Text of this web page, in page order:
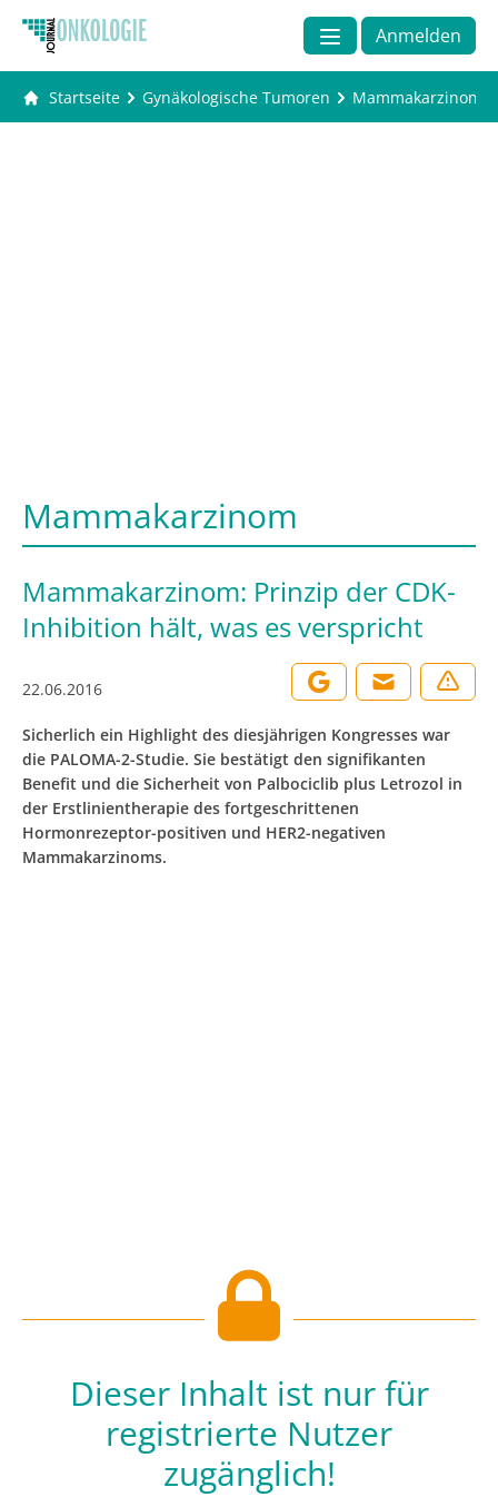
Anmelden
Startseite Gynäkologische Tumoren Mammakarzinom
Mammakarzinom
Mammakarzinom: Prinzip der CDK-
Inhibition hält, was es verspricht
22.06.2016
Sicherlich ein Highlight des diesjährigen Kongresses war
die PALOMA-2-Studie. Sie bestätigt den signifikanten
Benefit und die Sicherheit von Palbociclib plus Letrozol in
der Erstlinientherapie des fortgeschrittenen
Hormonrezeptor-positiven und HER2-negativen
Mammakarzinoms.
Dieser Inhalt ist nur für
registrierte Nutzer
zugänglich!